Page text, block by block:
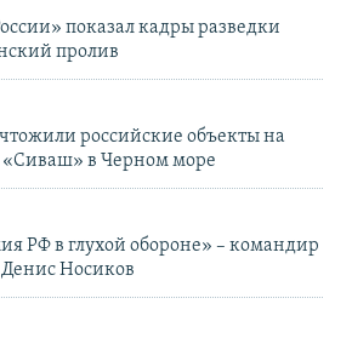
показал кадры разведки
пролив
российские объекты на
«Сиваш» в Черном море
РФ в глухой обороне» – командир
Носиков